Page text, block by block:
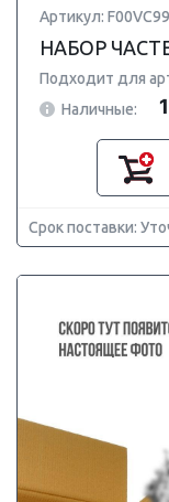
Артикул:
НАБОР
Подходит для
Наличные:
Срок поставки: